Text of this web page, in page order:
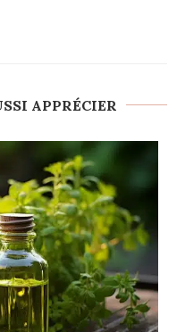
APPRÉCIER